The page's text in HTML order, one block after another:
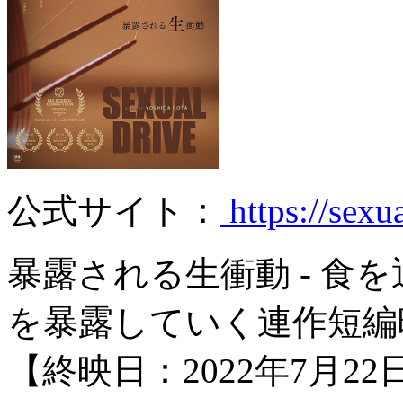
公式サイト：
https://
暴露される生衝動 - 食
を暴露していく連作短
【終映日：2022年7月